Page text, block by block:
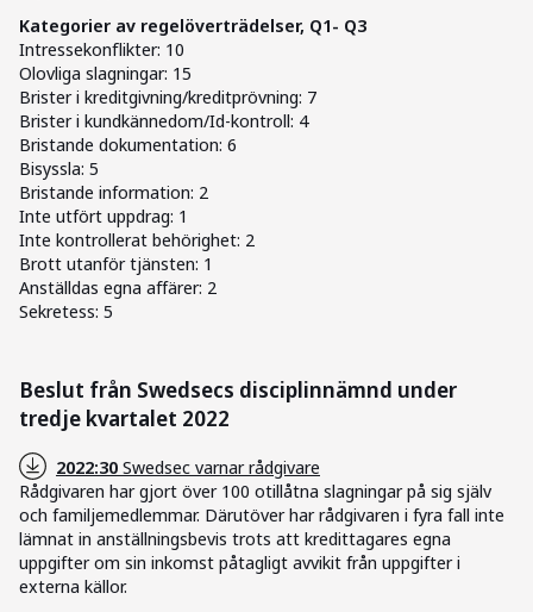
Kategorier av regelöverträdelser, Q1- Q3
Intressekonflikter: 10
Olovliga slagningar: 15
Brister i kreditgivning/kreditprövning: 7
Brister i kundkännedom/Id-kontroll: 4
Bristande dokumentation: 6
Bisyssla: 5
Bristande information: 2
Inte utfört uppdrag: 1
Inte kontrollerat behörighet: 2
Brott utanför tjänsten: 1
Anställdas egna affärer: 2
Sekretess: 5
Beslut från Swedsecs disciplinnämnd under
tredje kvartalet 2022
2022:30 Swedsec varnar rådgivare
Rådgivaren har gjort över 100 otillåtna slagningar på sig själv
och familjemedlemmar. Därutöver har rådgivaren i fyra fall inte
lämnat in anställningsbevis trots att kredittagares egna
uppgifter om sin inkomst påtagligt avvikit från uppgifter i
externa källor.